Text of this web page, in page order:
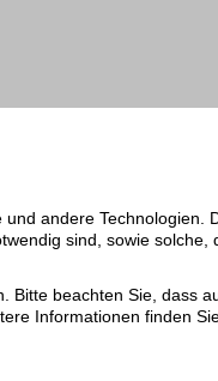
andere Technologien.
sind, sowie solche,
Bitte beachten Sie, dass
Informationen finden